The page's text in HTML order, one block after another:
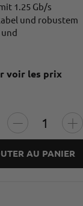
1.25 Gb/s
und robustem
voir les prix
AU PANIER